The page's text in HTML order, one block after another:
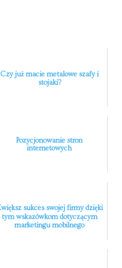
Czy już macie metalowe szafy i
stojaki?
Pozycjonowanie stron
internetowych
sukces swojej firmy dzięki
tym wskazówkom dotyczącym
marketingu mobilnego